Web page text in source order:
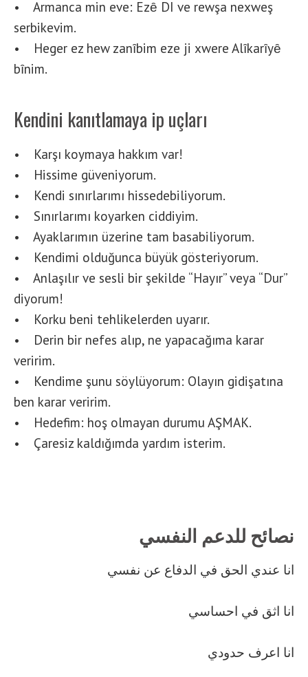
• Armanca min eve: Ezȇ DI ve rewşa nexweş
serbikevim.
• Heger ez hew zanȋbim eze ji xwere Alȋkarȋyȇ
bȋnim.
Kendini kanıtlamaya ip uçları
• Karşı koymaya hakkım var!
• Hissime güveniyorum.
• Kendi sınırlarımı hissedebiliyorum.
• Sınırlarımı koyarken ciddiyim.
• Ayaklarımın üzerine tam basabiliyorum.
• Kendimi olduğunca büyük gösteriyorum.
• Anlaşılır ve sesli bir şekilde “Hayır” veya “Dur”
diyorum!
• Korku beni tehlikelerden uyarır.
• Derin bir nefes alıp, ne yapacağıma karar
veririm.
• Kendime şunu söylüyorum: Olayın gidişatına
ben karar veririm.
• Hedefim: hoş olmayan durumu AŞMAK.
• Çaresiz kaldığımda yardım isterim.
نصائح للدعم النفسي
انا عندي الحق في الدفاع عن نفسي
انا اثق في احساسي
انا اعرف حدودي